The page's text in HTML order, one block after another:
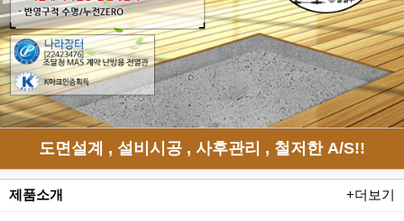
도면설계 , 설비시공 , 사후관리 , 철저한 A/S!!
제품소개 +더보기